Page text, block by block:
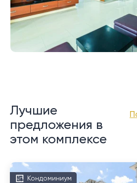
Лучшие
предложения в
этом комплексе
Кондоминиум